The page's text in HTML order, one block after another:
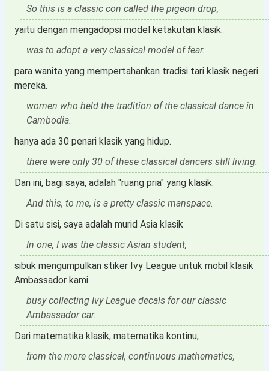
So this is a classic con called the pigeon drop,
yaitu dengan mengadopsi model ketakutan klasik.
was to adopt a very classical model of fear.
para wanita yang mempertahankan tradisi tari klasik negeri
mereka.
women who held the tradition of the classical dance in
Cambodia.
hanya ada 30 penari klasik yang hidup.
there were only 30 of these classical dancers still living.
Dan ini, bagi saya, adalah "ruang pria" yang klasik.
And this, to me, is a pretty classic manspace.
Di satu sisi, saya adalah murid Asia klasik
In one, I was the classic Asian student,
sibuk mengumpulkan stiker Ivy League untuk mobil klasik
Ambassador kami.
busy collecting Ivy League decals for our classic
Ambassador car.
Dari matematika klasik, matematika kontinu,
from the more classical, continuous mathematics,